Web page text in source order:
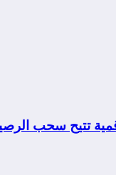
تتيح سحب